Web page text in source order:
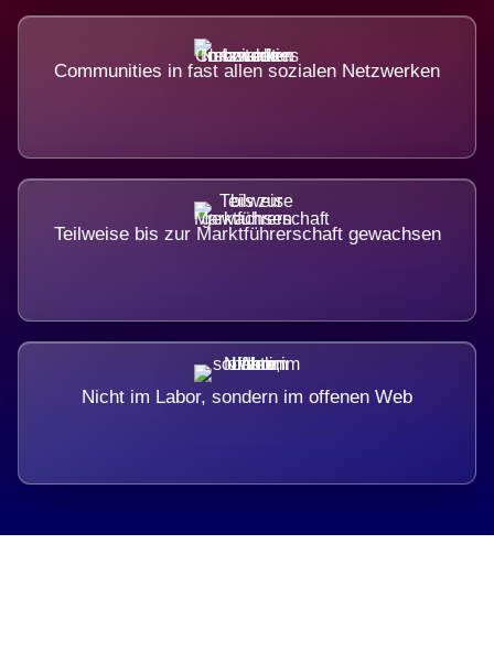
Communities in fast allen sozialen Netzwerken
Teilweise bis zur Marktführerschaft gewachsen
Nicht im Labor, sondern im offenen Web